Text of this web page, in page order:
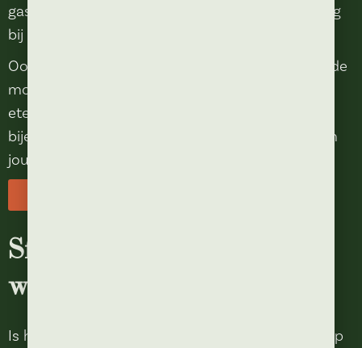
gastvrijheid en sfeer maakt dat veel gasten graag
bij ons terugkomen.
Ook voor grotere groepen bieden wij verschillende
mogelijkheden. Denk aan verjaardagen, familie-
etentjes, bedrijfsdiners of andere gezellige
bijeenkomsten. Wij denken graag met je mee om
jouw avond perfect te laten verlopen.
Sfeervol terras bij mooi
weer
Is het lekker weer? Dan kun je heerlijk genieten op